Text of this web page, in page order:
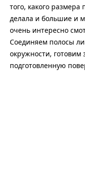
того, какого
делала и большие и
очень интересно
Соединяем полосы
окружности,
подготовленную